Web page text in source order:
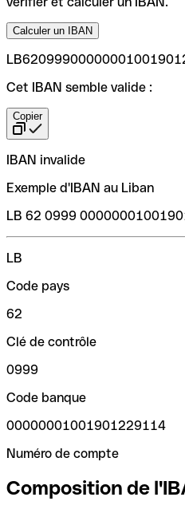
Calculer un IBAN
Cet IBAN semble valide :
Copier
IBAN invalide
Exemple d'IBAN au Liban
LB 62 0999
LB
Code pays
62
Clé de contrôle
0999
Code banque
00000001001901229114
Numéro de compte
Composition de